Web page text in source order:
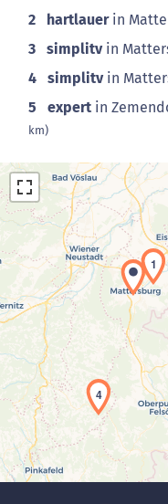
2 hartlauerin
3 simplitvin
4 simplitvin
5 expert in
km)
1
4